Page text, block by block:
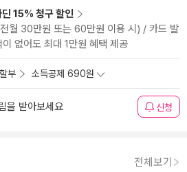
15% 청구 할인
월 30만원 또는 60만원 이용 시) / 카드 발
없어도 최대 1만원 혜택 제공
부 소득공제 690원
을 받아보세요 신청
전체보기